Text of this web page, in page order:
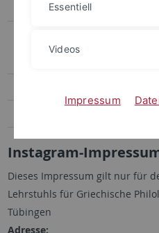
Dissertationen und Habilitationen
Instagram-
Dieses Impressum gilt nur für
Lehrstuhls für Griechische
Tübingen
Adresse:
Essentiell
Videos
Impressum